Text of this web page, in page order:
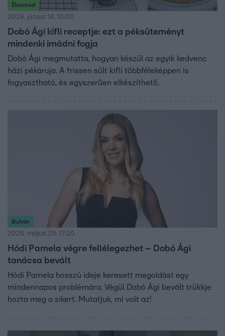
Életmód
2026. június 14. 10:00
Dobó Ági kifli receptje: ezt a péksüteményt
mindenki imádni fogja
Dobó Ági megmutatta, hogyan készül az egyik kedvenc
házi pékáruja. A frissen sült kifli többféleképpen is
fogyasztható, és egyszerűen elkészíthető.
Bulvár
2026. május 29. 17:20
Hódi Pamela végre fellélegezhet – Dobó Ági
tanácsa bevált
Hódi Pamela hosszú ideje keresett megoldást egy
mindennapos problémára. Végül Dobó Ági bevált trükkje
hozta meg a sikert. Mutatjuk, mi volt az!